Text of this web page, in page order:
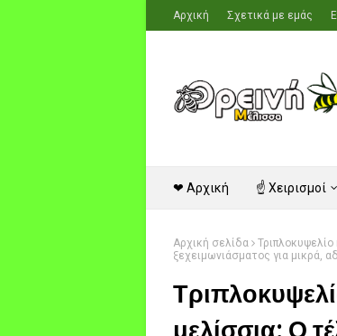
Αρχική Σχετικά με εμάς
❤ Αρχική ☝ Χειρισμοί
Αρχική σελίδα
ξεχειμωνιάσματος για μικρά,
μελίσσια: Ο